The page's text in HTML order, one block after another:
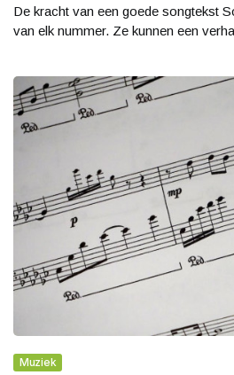
De kracht van een goede songtekst
van elk nummer. Ze kunnen een
Muziek